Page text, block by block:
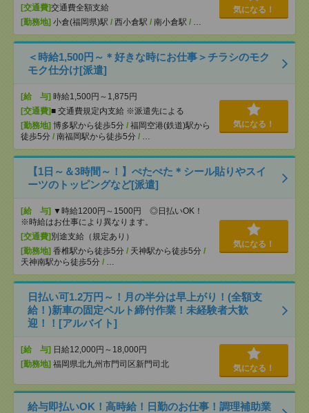
[交通費]交通費全額支給
[勤務地] 小倉(福岡県)駅 / 西小倉駅 / 南小倉駅 / …
気になる！
＜時給1,500円～＊好きな時にお仕事＞チラシのモク
モク仕分け[派遣]
[給 与] 時給1,500円～1,875円
[交通費]■ 交通費規定内支給 ※派遣先による
[勤務地] 博多駅から徒歩5分 / 福岡空港(鉄道)駅から
徒歩5分 / 南福岡駅から徒歩5分 / …
気になる！
【1日～＆3時間～！】ぺたぺた＊シール貼りやスイ
ーツのトッピングなど[派遣]
[給 与] ▼時給1200円～1500円 ◎日払いOK！
※時給はお仕事により異なります。
[交通費] 別途支給（規定あり）
[勤務地] 香椎駅から徒歩5分 / 天神駅から徒歩5分 /
天神南駅から徒歩5分 / …
気になる！
日払い可1.2万円～！月の半分は早上がり！(全額支
給！)新車の固定ベルト締付作業！未経験者大歓
迎！！[アルバイト]
[給 与] 日給12,000円～18,000円
[勤務地] 福岡県北九州市門司区新門司北 気になる！
給与即払いOK！高時給！日勤のお仕事！調理補助業